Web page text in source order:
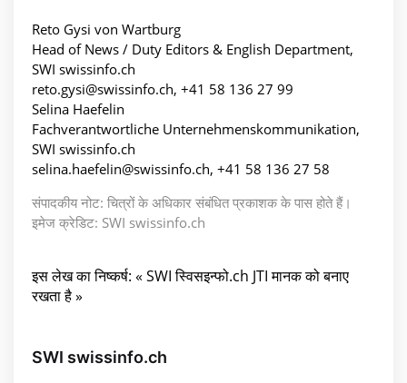
Reto Gysi von Wartburg
Head of News / Duty Editors & English Department,
SWI swissinfo.ch
reto.gysi@swissinfo.ch, +41 58 136 27 99
Selina Haefelin
Fachverantwortliche Unternehmenskommunikation,
SWI swissinfo.ch
selina.haefelin@swissinfo.ch, +41 58 136 27 58
संपादकीय नोट: चित्रों के अधिकार संबंधित प्रकाशक के पास होते हैं।
इमेज क्रेडिट: SWI swissinfo.ch
इस लेख का निष्कर्ष: « SWI स्विसइन्फो.ch JTI मानक को बनाए
रखता है »
SWI swissinfo.ch